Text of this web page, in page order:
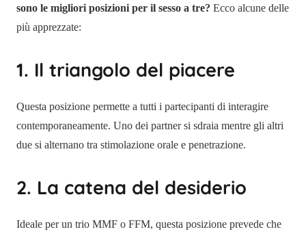
sono le migliori posizioni per il sesso a tre? Ecco alcune delle
più apprezzate:
1. Il triangolo del piacere
Questa posizione permette a tutti i partecipanti di interagire
contemporaneamente. Uno dei partner si sdraia mentre gli altri
due si alternano tra stimolazione orale e penetrazione.
2. La catena del desiderio
Ideale per un trio MMF o FFM, questa posizione prevede che